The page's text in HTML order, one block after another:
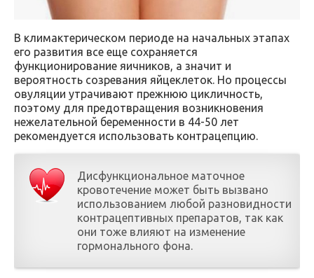
В климактерическом периоде на начальных этапах
его развития все еще сохраняется
функционирование яичников, а значит и
вероятность созревания яйцеклеток. Но процессы
овуляции утрачивают прежнюю цикличность,
поэтому для предотвращения возникновения
нежелательной беременности в 44-50 лет
рекомендуется использовать контрацепцию.
Дисфункциональное маточное
кровотечение может быть вызвано
использованием любой разновидности
контрацептивных препаратов, так как
они тоже влияют на изменение
гормонального фона.